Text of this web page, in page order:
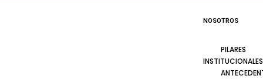
NOSOTROS
PILARES
INSTITUCIONALES